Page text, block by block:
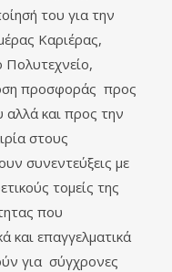
του για την
Καριέρας,
προσφοράς προς
αλλά και προς την
στους
συνεντεύξεις με
τομείς της
που
και επαγγελματικά
για σύγχρονες